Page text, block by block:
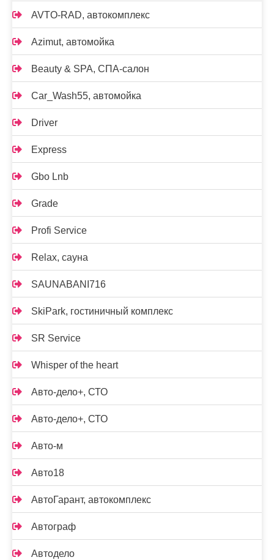
AVTO-RAD, автокомплекс
Azimut, автомойка
Beauty & SPA, СПА-салон
Car_Wash55, автомойка
Driver
Express
Gbo Lnb
Grade
Profi Service
Relax, сауна
SAUNABANI716
SkiPark, гостиничный комплекс
SR Service
Whisper of the heart
Авто-дело+, СТО
Авто-дело+, СТО
Авто-м
Авто18
АвтоГарант, автокомплекс
Автограф
Автодело